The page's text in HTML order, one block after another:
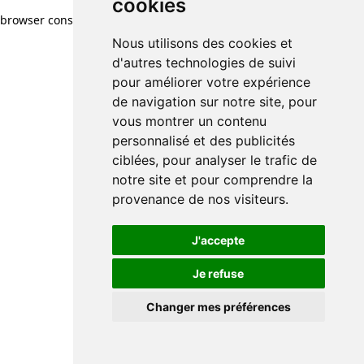
cookies
Nous utilisons des cookies et
d'autres technologies de suivi
pour améliorer votre expérience
de navigation sur notre site, pour
vous montrer un contenu
personnalisé et des publicités
ciblées, pour analyser le trafic de
notre site et pour comprendre la
provenance de nos visiteurs.
J'accepte
Je refuse
Changer mes préférences
browser console for more information)